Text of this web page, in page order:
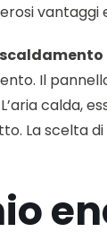
Il
calda,
La scelta